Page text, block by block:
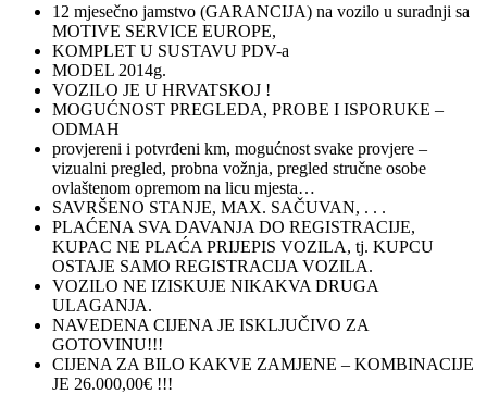
12 mjesečno jamstvo (GARANCIJA) na vozilo u suradnji sa
MOTIVE SERVICE EUROPE,
KOMPLET U SUSTAVU PDV-a
MODEL 2014g.
VOZILO JE U HRVATSKOJ !
MOGUĆNOST PREGLEDA, PROBE I ISPORUKE –
ODMAH
provjereni i potvrđeni km, mogućnost svake provjere –
vizualni pregled, probna vožnja, pregled stručne osobe
ovlaštenom opremom na licu mjesta…
SAVRŠENO STANJE, MAX. SAČUVAN, . . .
PLAĆENA SVA DAVANJA DO REGISTRACIJE,
KUPAC NE PLAĆA PRIJEPIS VOZILA, tj. KUPCU
OSTAJE SAMO REGISTRACIJA VOZILA.
VOZILO NE IZISKUJE NIKAKVA DRUGA
ULAGANJA.
NAVEDENA CIJENA JE ISKLJUČIVO ZA
GOTOVINU!!!
CIJENA ZA BILO KAKVE ZAMJENE – KOMBINACIJE
JE 26.000,00€ !!!